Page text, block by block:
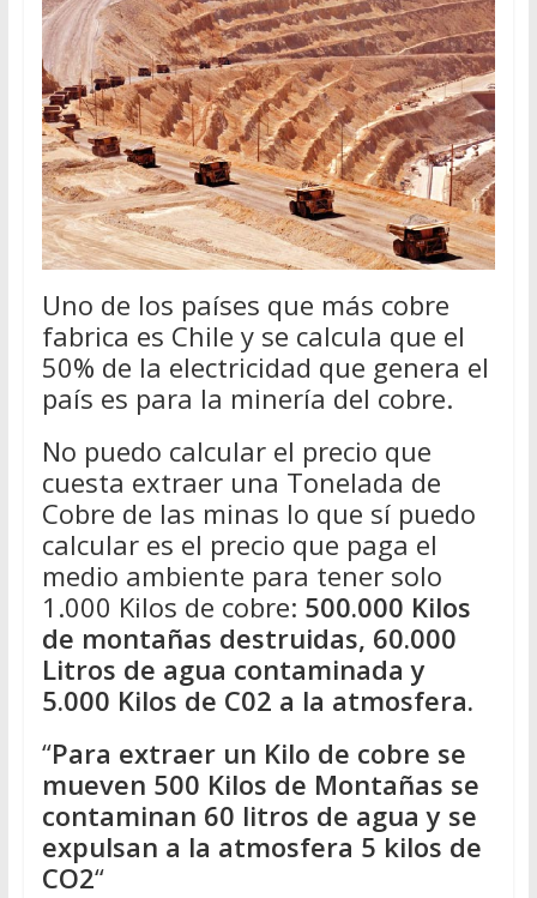
Uno de los países que más cobre
fabrica es Chile y se calcula que el
50% de la electricidad que genera el
país es para la minería del cobre.
No puedo calcular el precio que
cuesta extraer una Tonelada de
Cobre de las minas lo que sí puedo
calcular es el precio que paga el
medio ambiente para tener solo
1.000 Kilos de cobre: 500.000 Kilos
de montañas destruidas, 60.000
Litros de agua contaminada y
5.000 Kilos de C02 a la atmosfera.
“Para extraer un Kilo de cobre se
mueven 500 Kilos de Montañas se
contaminan 60 litros de agua y se
expulsan a la atmosfera 5 kilos de
CO2“